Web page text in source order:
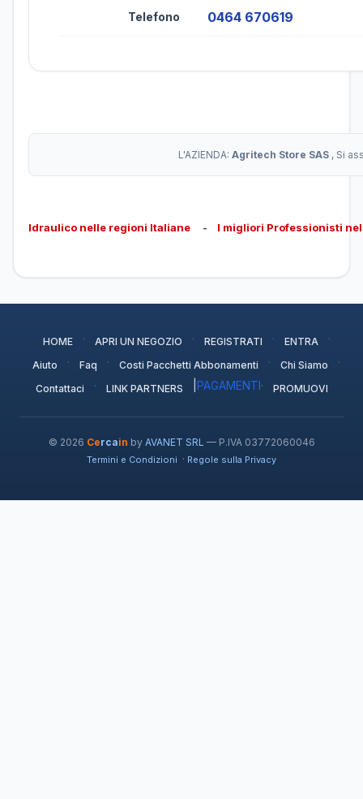
Telefono 0464 670619
L'AZIENDA: Agritech Store SAS , Si
Idraulico nelle regioni Italiane - I migliori Professionisti
HOME · APRI UN NEGOZIO · REGISTRATI · ENTRA ·
Aiuto · Faq · Costi Pacchetti Abbonamenti · Chi Siamo ·
Contattaci · LINK PARTNERS PAGAMENTI· PROMUOVI
© 2026 Cercain by AVANET SRL — P.IVA 03772060046
Termini e Condizioni · Regole sulla Privacy